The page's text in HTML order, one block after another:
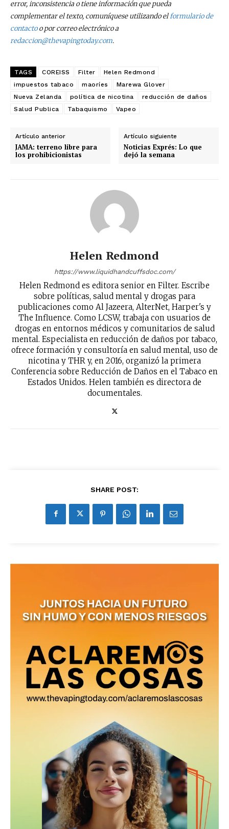
No te pierdas de las
Subscribe to our daily clipping and
receive all the news of vaping and
tobacco harm reduction in your email.
error, inconsistencia o tiene información que pueda
complementar el texto, comuníquese utilizando elformulario de
contactoo por correo electrónico a
redaccion@thevapingtoday.com.
TAGS COREISS Filter
Helen Redmond
impuestos tabaco
maoríes
Marewa Glover
Nueva Zelanda
política de nicotina
reducción de daños
Salud Publica
Tabaquismo Vapeo
Artículo anterior
JAMA: terreno libre para
los prohibicionistas
Artículo siguiente
Noticias Exprés: Lo que
dejó la semana
Helen Redmond
https://www.liquidhandcuffsdoc.com/
Helen Redmond es editora senior en Filter. Escribe
sobre políticas, salud mental y drogas para
publicaciones como Al Jazeera, AlterNet, Harper's y
The Influence. Como LCSW, trabaja con usuarios de
drogas en entornos médicos y comunitarios de salud
mental. Especialista en reducción de daños por tabaco,
ofrece formación y consultoría en salud mental, uso de
nicotina y THR y, en 2016, organizó la primera
Conferencia sobre Reducción de Daños en el Tabaco en
Estados Unidos. Helen también es directora de
documentales.
SHARE POST: